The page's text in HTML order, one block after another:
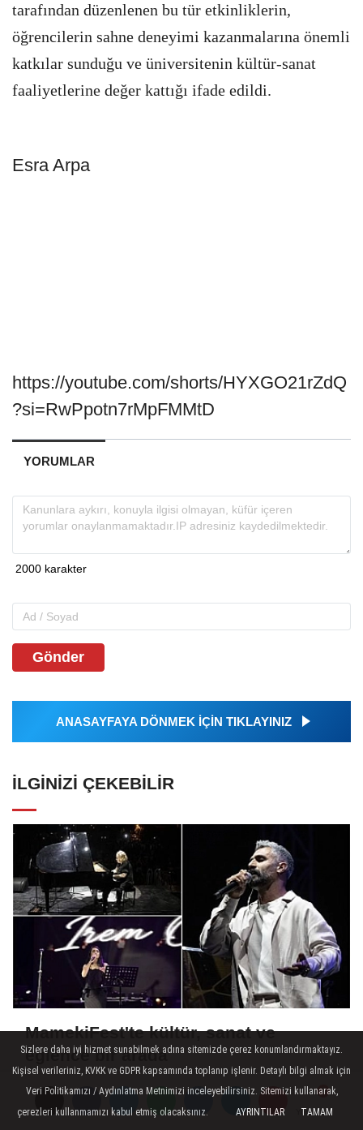
Yorumlar
Yorumlar
tarafından düzenlenen bu tür etkinliklerin,
öğrencilerin sahne deneyimi kazanmalarına önemli
katkılar sunduğu ve üniversitenin kültür-sanat
faaliyetlerine değer kattığı ifade edildi.
Esra Arpa
https://youtube.com/shorts/HYXGO21rZdQ
?si=RwPpotn7rMpFMMtD
YORUMLAR
Gönder
ANASAYFAYA DÖNMEK İÇİN TIKLAYINIZ
İLGINIZI ÇEKEBILIR
MamekiFest'te kültür, sanat ve
eğlence bir arada
Sizlere daha iyi hizmet sunabilmek adına sitemizde çerez konumlandırmaktayız.
Kişisel verileriniz, KVKK ve GDPR kapsamında toplanıp işlenir. Detaylı bilgi almak için
Veri Politikamızı / Aydınlatma Metnimizi inceleyebilirsiniz. Sitemizi kullanarak,
çerezleri kullanmamızı kabul etmiş olacaksınız.
AYRINTILAR TAMAM